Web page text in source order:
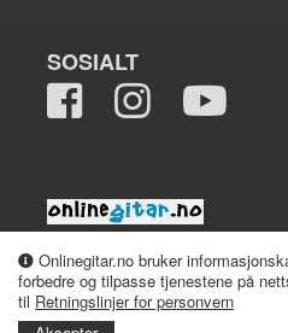
Onlinegitar.no bruker
forbedre og tilpasse tjenestene på
til Retningslinjer for personvern
SOSIALT
2008-2026 onlinegitar.no